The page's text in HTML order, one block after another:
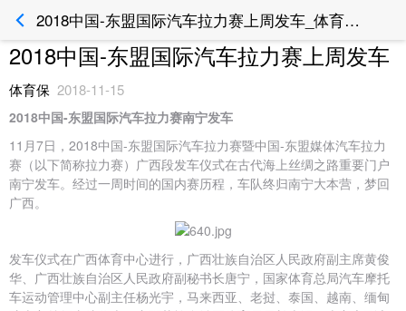
2018中国-东盟国际汽车拉力赛上周发车_体育保运动风险管理平台
2018中国-东盟国际汽车拉力赛上周发车
体育保 2018-11-15
2018中国-东盟国际汽车拉力赛南宁发车
11月7日，2018中国-东盟国际汽车拉力赛暨中国-东盟媒体汽车拉力
赛（以下简称拉力赛）广西段发车仪式在古代海上丝绸之路重要门户
南宁发车。经过一周时间的国内赛历程，车队终归南宁大本营，梦回
广西。
发车仪式在广西体育中心进行，广西壮族自治区人民政府副主席黄俊
华、广西壮族自治区人民政府副秘书长唐宁，国家体育总局汽车摩托
车运动管理中心副主任杨光宇，马来西亚、老挝、泰国、越南、缅甸